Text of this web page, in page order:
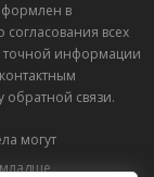
в
всех
точной информации
связи.
могут